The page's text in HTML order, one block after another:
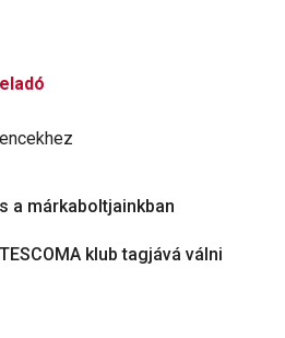
a márkaboltjainkban
klub tagjává válni